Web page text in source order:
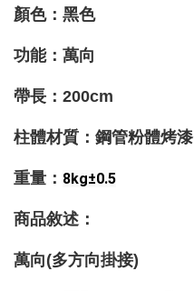
顏色：黑色
功能：萬向
帶長：200cm
柱體材質 ：鋼管粉體烤漆
重量 ： 8kg±0.5
商品敘述：
萬向(多方向掛接)